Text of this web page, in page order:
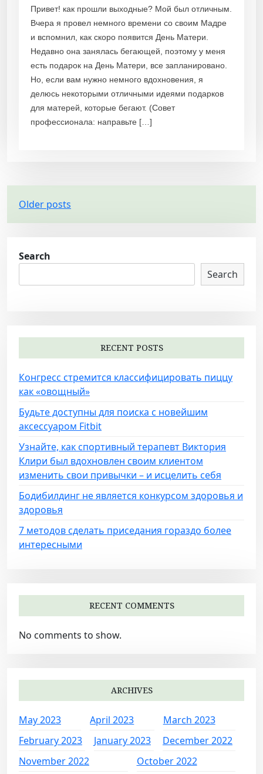
Привет! как прошли выходные? Мой был отличным.
Вчера я провел немного времени со своим Мадре
и вспомнил, как скоро появится День Матери.
Недавно она занялась бегающей, поэтому у меня
есть подарок на День Матери, все запланировано.
Но, если вам нужно немного вдохновения, я
делюсь некоторыми отличными идеями подарков
для матерей, которые бегают. (Совет
профессионала: направьте […]
P
o
t
g
a
t
i
o
n
Older posts
Search
Search
RECENT POSTS
Конгресс стремится классифицировать пиццу
как «овощный»
Будьте доступны для поиска с новейшим
аксессуаром Fitbit
Узнайте, как спортивный терапевт Виктория
Клири был вдохновлен своим клиентом
изменить свои привычки – и исцелить себя
Бодибилдинг не является конкурсом здоровья и
здоровья
7 методов сделать приседания гораздо более
интересными
RECENT COMMENTS
No comments to show.
ARCHIVES
May 2023 April 2023
March 2023
February 2023
January 2023
December 2022
November 2022
October 2022